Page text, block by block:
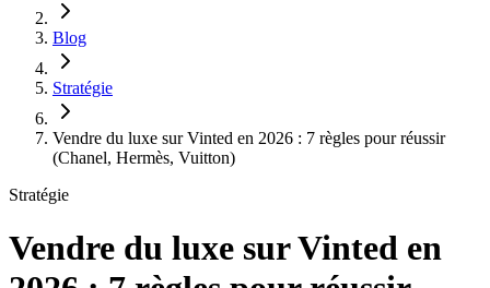
Blog
Stratégie
Vendre du luxe sur Vinted en 2026 : 7 règles pour réussir
(Chanel, Hermès, Vuitton)
Stratégie
Vendre du luxe sur Vinted en